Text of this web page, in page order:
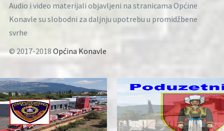
Audio i video materijali objavljeni na stranicama Općine
Konavle su slobodni za daljnju upotrebu u promidžbene
svrhe
© 2017-2018 Općina Konavle